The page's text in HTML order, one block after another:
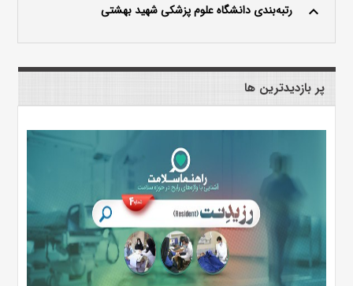
keyboard_arrow_up رتبه‌بندی دانشگاه علوم پزشکی شهید بهشتی
پر بازدیدترین ها